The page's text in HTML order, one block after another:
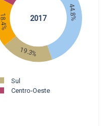
44.8%
19.3%
18.4%
Sul
Centro-Oeste
2017